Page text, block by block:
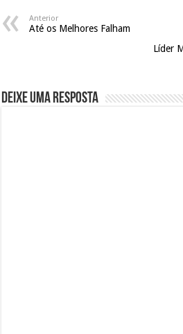
Anterior
Até os Melhores Falham
Líder
Deixe uma resposta